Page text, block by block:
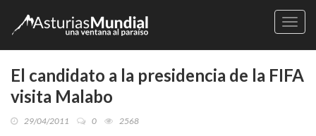
El candidato a la presidencia de la FIFA
visita Malabo
29/04/2011 0 2568